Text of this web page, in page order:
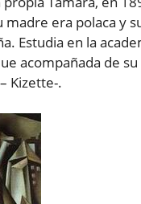
madre era polaca y
Estudia en la
acompañada de
Kizette-.